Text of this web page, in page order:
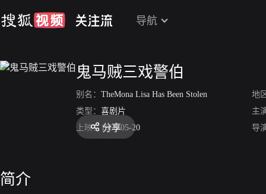
导航
鬼马贼三戏警伯
别名： TheMona Lisa Has Been Stolen
地
类型： 喜剧片
主
上映： 1966-05-20 导
分享
简介